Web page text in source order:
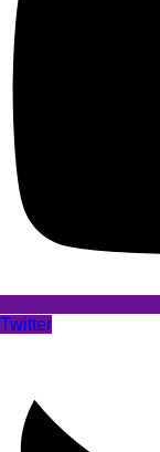
Twitter